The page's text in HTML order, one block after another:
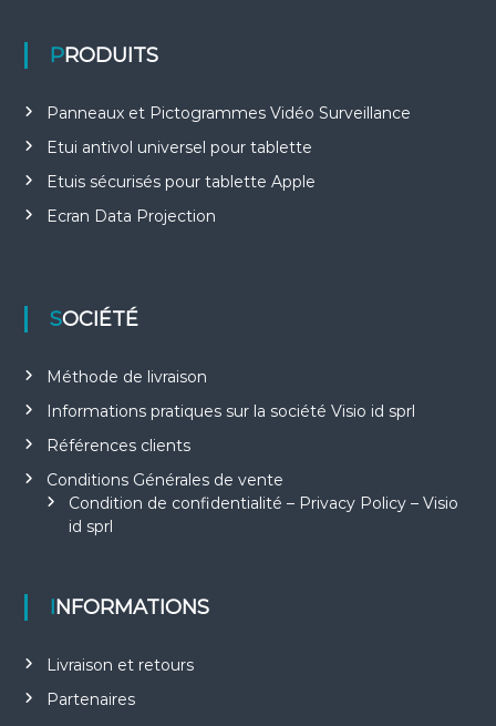
PRODUITS
Panneaux et Pictogrammes Vidéo Surveillance
Etui antivol universel pour tablette
Etuis sécurisés pour tablette Apple
Ecran Data Projection
SOCIÉTÉ
Méthode de livraison
Informations pratiques sur la société Visio id sprl
Références clients
Conditions Générales de vente
Condition de confidentialité – Privacy Policy – Visio
id sprl
INFORMATIONS
Livraison et retours
Partenaires